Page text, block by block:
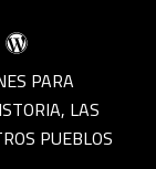
PARA
LAS
PUEBLOS